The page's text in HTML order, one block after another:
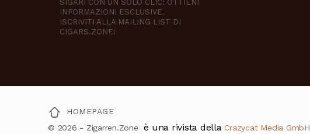
SIGARI CON UN SOLO CLIC: OTTIENI
INFORMAZIONI ESCLUSIVE.
ISCRIVITI ALLA MAILING LIST DI
CIGARS.ZONE!
HOMEPAGE
© 2026 - Zigarren.Zoneè una rivista dellaCrazycat Media GmbH